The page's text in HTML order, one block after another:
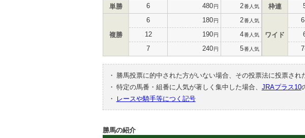
単勝 6 480円 2番人気
複勝
6 180円 2番人気
12 190円 4番人気
7 240円 5番人気
枠連
ワイド
・ 勝馬投票に的中された方がいない場合、その投票法に投票され
・ 特定の馬番・組番に人気が著しく集中した場合、 JRAプラス10
・
レースや騎手等につく記号
勝馬の紹介